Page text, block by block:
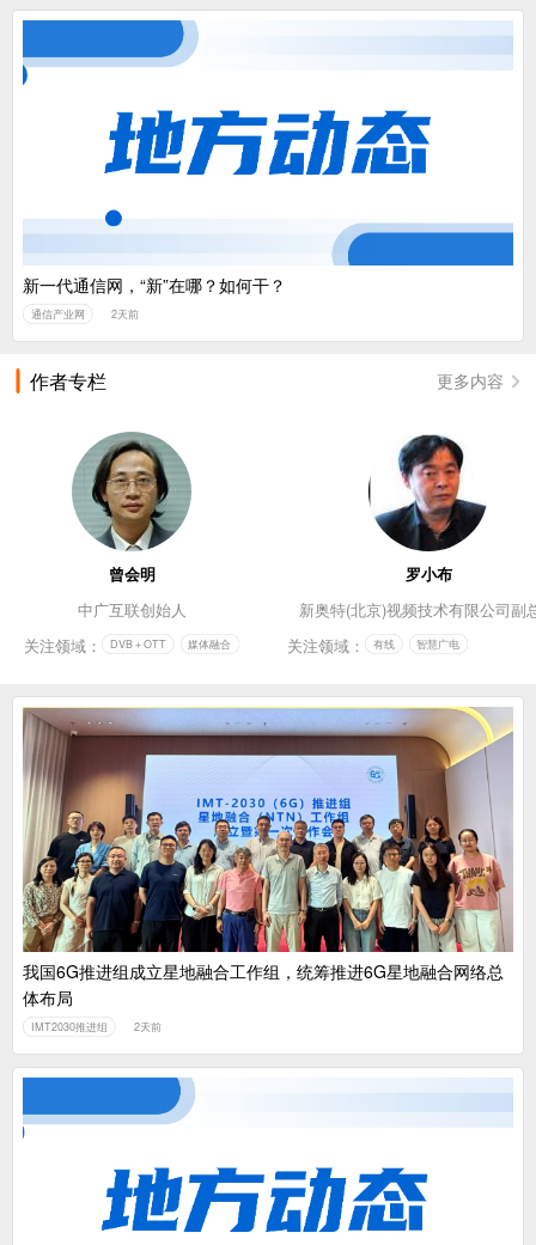
新一代通信网，“新”在哪？如何干？
通信产业网 2天前
作者专栏 更多内容
曾会明
中广互联创始人
关注领域：
DVB＋OTT 媒体融合
罗小布
新奥特(北京)视频技术有限公司副
关注领域：
有线 智慧广电
我国6G推进组成立星地融合工作组，统筹推进6G星地融合网络总
体布局
IMT2030推进组 2天前